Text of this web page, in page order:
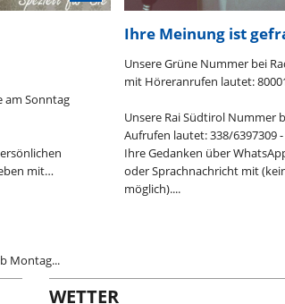
am Sonntag
mit…
Montag...
Ihre Meinung ist
Unsere Grüne Nummer bei
mit Höreranrufen lautet:
Unsere Rai Südtirol Nummer
Aufrufen lautet: 338/6397309
Ihre Gedanken über
oder Sprachnachricht mit
möglich)....
WETTER